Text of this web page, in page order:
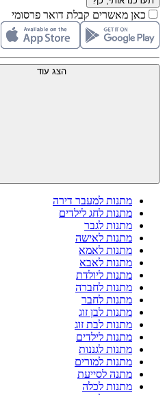
כאן מאשרים קבלת דואר פרסומי
הצג עוד
מתנות למעבר דירה
מתנות לחג לילדים
מתנות לגבר
מתנות לאישה
מתנות לאמא
מתנות לאבא
מתנות ליולדת
מתנות לחברה
מתנות לחבר
מתנות לבן זוג
מתנות לבת זוג
מתנות לילדים
מתנות לגננות
מתנות למורים
מתנה לסייעת
מתנות לכלה